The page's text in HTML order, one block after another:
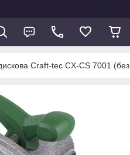
Craft-tec CX-CS 7001